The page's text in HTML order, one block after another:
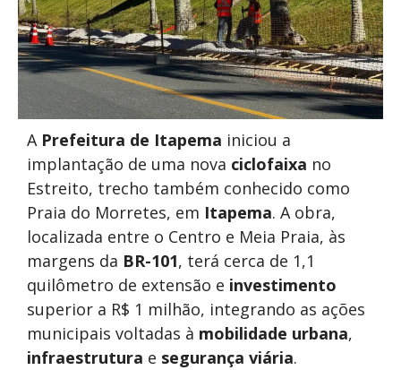
A Prefeitura de Itapema iniciou a
implantação de uma nova ciclofaixa no
Estreito, trecho também conhecido como
Praia do Morretes, em Itapema. A obra,
localizada entre o Centro e Meia Praia, às
margens da BR-101, terá cerca de 1,1
quilômetro de extensão e investimento
superior a R$ 1 milhão, integrando as ações
municipais voltadas à mobilidade urbana,
infraestrutura e segurança viária.